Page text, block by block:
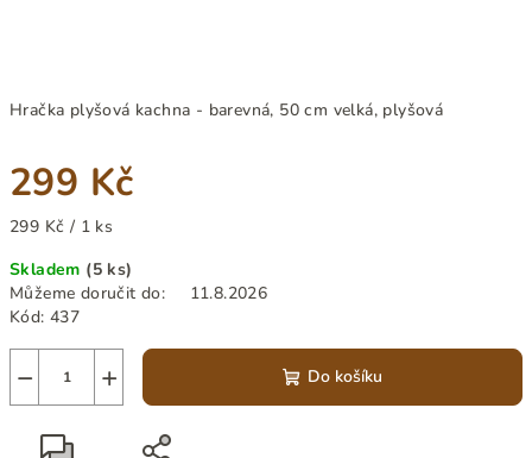
Hračka plyšová kachna - barevná, 50 cm velká, plyšová
299 Kč
Měrná
299 Kč / 1 ks
Skladem (5 ks)
Můžeme doručit do:
11.8.2026
Kód: 437
+
− Do košíku